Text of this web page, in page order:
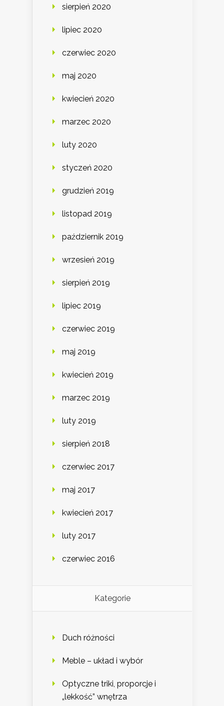
sierpień 2020
lipiec 2020
czerwiec 2020
maj 2020
kwiecień 2020
marzec 2020
luty 2020
styczeń 2020
grudzień 2019
listopad 2019
październik 2019
wrzesień 2019
sierpień 2019
lipiec 2019
czerwiec 2019
maj 2019
kwiecień 2019
marzec 2019
luty 2019
sierpień 2018
czerwiec 2017
maj 2017
kwiecień 2017
luty 2017
czerwiec 2016
Kategorie
Duch różności
Meble – układ i wybór
Optyczne triki, proporcje i
„lekkość” wnętrza